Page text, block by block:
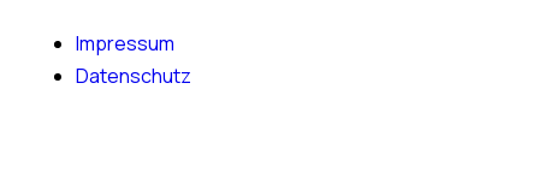
Impressum
Datenschutz